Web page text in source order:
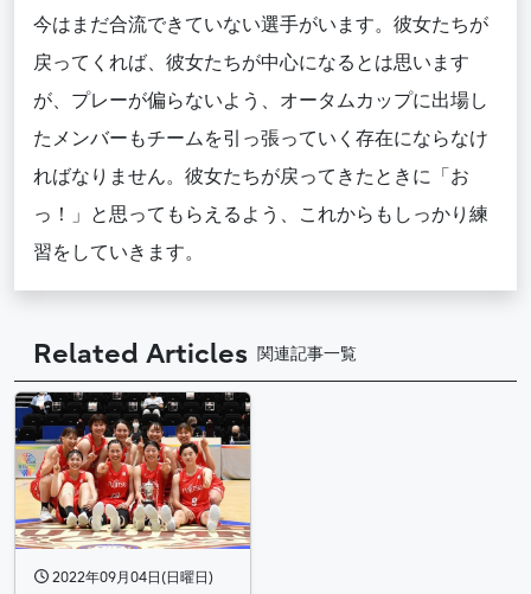
今はまだ合流できていない選手がいます。彼女たちが
戻ってくれば、彼女たちが中心になるとは思います
が、プレーが偏らないよう、オータムカップに出場し
たメンバーもチームを引っ張っていく存在にならなけ
ればなりません。彼女たちが戻ってきたときに「お
っ！」と思ってもらえるよう、これからもしっかり練
習をしていきます。
Related Articles 関連記事一覧
2022年09月04日(日曜日)